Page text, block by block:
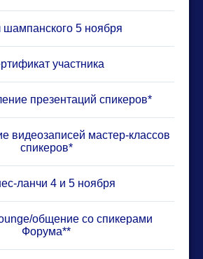
шампанского 5 ноября
участника
презентаций спикеров*
видеозаписей мастер-классов
спикеров*
ланчи 4 и 5 ноября
общение со спикерами
Форума**